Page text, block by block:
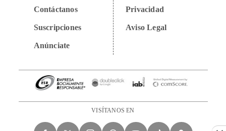
Contáctanos
Suscripciones
Anúnciate
Privacidad
Aviso Legal
VISÍTANOS EN